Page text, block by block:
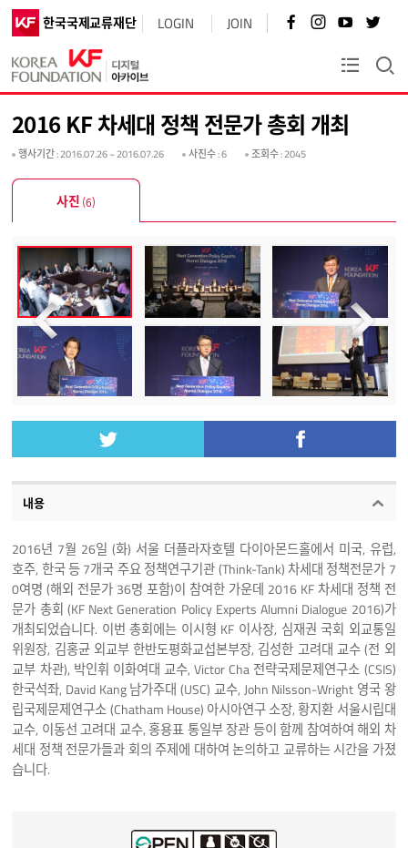
한국국제교류재단 LOGIN JOIN 페
이
로
가
기
인
스
바
로
가
기
유
튜
브
바
가
트
터
바
로
가
KF플러스
2016 KF 차세대 정책 전문가 총회 개최
행사기간: 2016.07.26 ~ 2016.07.26 사진수: 6 조회수: 2045
사진 (6)
내용
2016년 7월 26일 (화) 서울 더플라자호텔 다이아몬드홀에서 미국, 유럽,
호주, 한국 등 7개국 주요 정책연구기관 (Think-Tank) 차세대 정책전문가 7
0여명 (해외 전문가 36명 포함)이 참여한 가운데 2016 KF 차세대 정책 전
문가 총회 (KF Next Generation Policy Experts Alumni Dialogue 2016)가
개최되었습니다. 이번 총회에는 이시형 KF 이사장, 심재권 국회 외교통일
위원장, 김홍균 외교부 한반도평화교섭본부장, 김성한 고려대 교수 (전 외
교부 차관), 박인휘 이화여대 교수, Victor Cha 전략국제문제연구소 (CSIS)
한국석좌, David Kang 남가주대 (USC) 교수, John Nilsson-Wright 영국 왕
립국제문제연구소 (Chatham House) 아시아연구 소장, 황지환 서울시립대
교수, 이동선 고려대 교수, 홍용표 통일부 장관 등이 함께 참여하여 해외 차
세대 정책 전문가들과 회의 주제에 대하여 논의하고 교류하는 시간을 가졌
습니다.